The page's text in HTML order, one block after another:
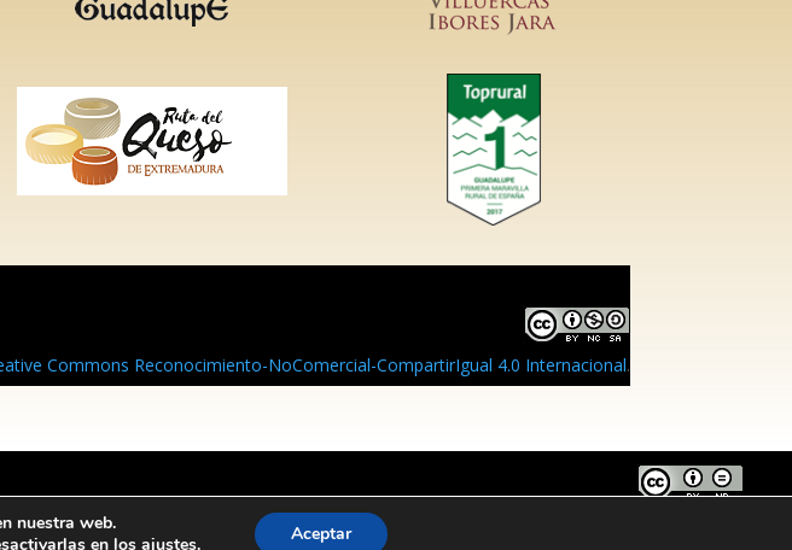
Commons Reconocimiento-NoComercial-CompartirIgual 4.0 Internacional.
bajo unalicencia de Creative Commons Reconocimiento-SinObraDerivada 4.0 Internacional
nuestra web.
en losajustes. Aceptar